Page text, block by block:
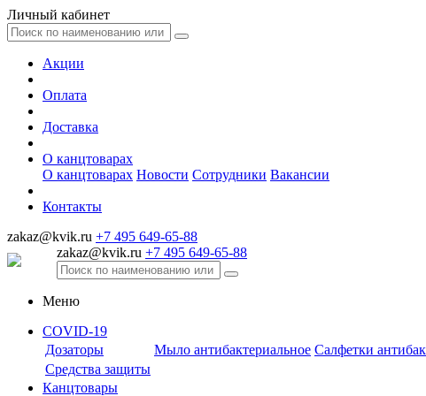
Личный кабинет
Акции
Оплата
Доставка
О канцтоварах
О канцтоварах Новости Сотрудники Вакансии
Контакты
zakaz@kvik.ru +7 495 649-65-88
zakaz@kvik.ru +7 495 649-65-88
Меню
COVID-19
Дозаторы
Мыло антибактериальное Салфетки
Средства защиты
Канцтовары